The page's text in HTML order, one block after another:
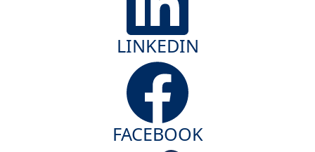
LINKEDIN
FACEBOOK